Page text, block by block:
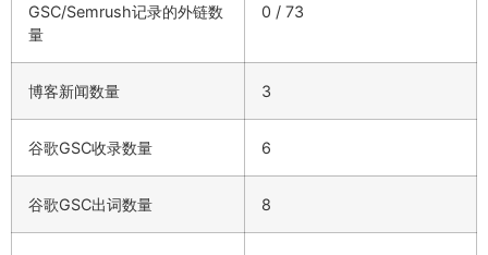
GSC/Semrush记录的外链数
量
0 / 73
博客新闻数量 3
谷歌GSC收录数量 6
谷歌GSC出词数量 8